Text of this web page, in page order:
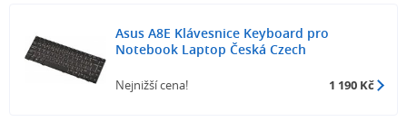
Asus A8E Klávesnice Keyboard pro
Notebook Laptop Česká Czech
Nejnižší cena! 1 190 Kč